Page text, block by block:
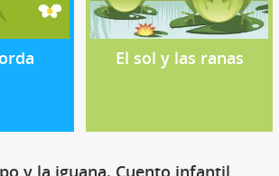
El sol y las ranas
y la iguana. Cuento infantil